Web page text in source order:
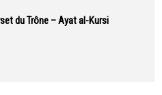
du Trône – Ayat al-Kursi